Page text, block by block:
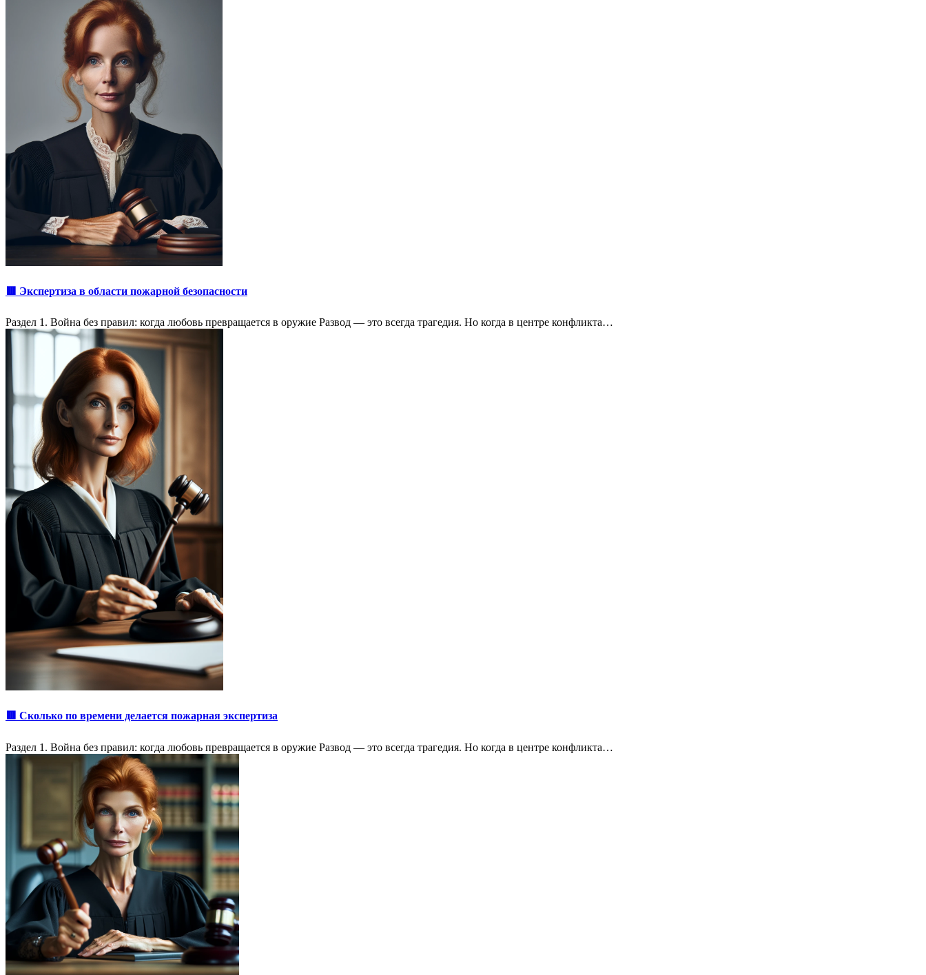
🟥 Экспертиза в области пожарной безопасности
Раздел 1. Война без правил: когда любовь превращается в оружие Развод — это всегда трагедия. Но когда в центре конфликта…
🟥 Сколько по времени делается пожарная экспертиза
Раздел 1. Война без правил: когда любовь превращается в оружие Развод — это всегда трагедия. Но когда в центре конфликта…